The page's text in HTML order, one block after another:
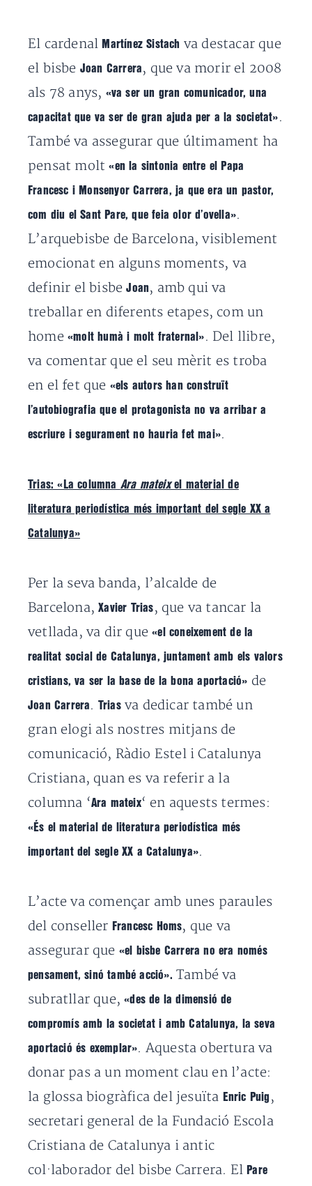
El cardenalMartínez Sistach va destacar que
el bisbe Joan Carrera , que va morir el 2008
als 78 anys, «va ser un gran comunicador, una
capacitat que va ser de gran ajuda per a la societat» .
També va assegurar que últimament ha
pensat molt«en la sintonia entre el Papa
Francesc i Monsenyor Carrera, ja que era un pastor,
com diu el Sant Pare, que feia olor d’ovella».
L’arquebisbe de Barcelona, visiblement
emocionat en alguns moments, va
definir el bisbeJoan , amb qui va
treballar en diferents etapes, com un
home «molt humà i molt fraternal» . Del llibre,
va comentar que el seu mèrit es troba
en el fet que «els autors han construït
l’autobiografia que el protagonista no va arribar a
escriure i segurament no hauria fet mai».
Trias: «La columna Ara mateixel material de
literatura periodística més important del segle XX a
Catalunya»
Per la seva banda, l’alcalde de
Barcelona,Xavier Trias , que va tancar la
vetllada, va dir que«el coneixement de la
realitat social de Catalunya, juntament amb els valors
cristians, va ser la base de la bona aportació» de
Joan Carrera . Triasva dedicar també un
gran elogi als nostres mitjans de
comunicació, Ràdio Estel i Catalunya
Cristiana, quan es va referir a la
columna ‘Ara mateix‘ en aquests termes:
«És el material de literatura periodística més
important del segle XX a Catalunya».
L’acte va començar amb unes paraules
del conseller Francesc Homs, que va
assegurar que «el bisbe Carrera no era només
pensament, sinó també acció». També va
subratllar que,«des de la dimensió de
compromís amb la societat i amb Catalunya, la seva
aportació és exemplar». Aquesta obertura va
donar pas a un moment clau en l’acte:
la glossa biogràfica del jesuïta Enric Puig ,
secretari general de la Fundació Escola
Cristiana de Catalunya i antic
col·laborador del bisbe Carrera. ElPare